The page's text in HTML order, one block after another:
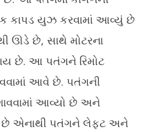
કાપડ યુઝ કરવામાં આવ્યું છે
ઊડે છે, સાથે મોટરના
છે. આ પતંગને રિમોટ
આવે છે. પતંગની
આવ્યો છે અને
છે એનાથી પતંગને લેફ્ટ અને